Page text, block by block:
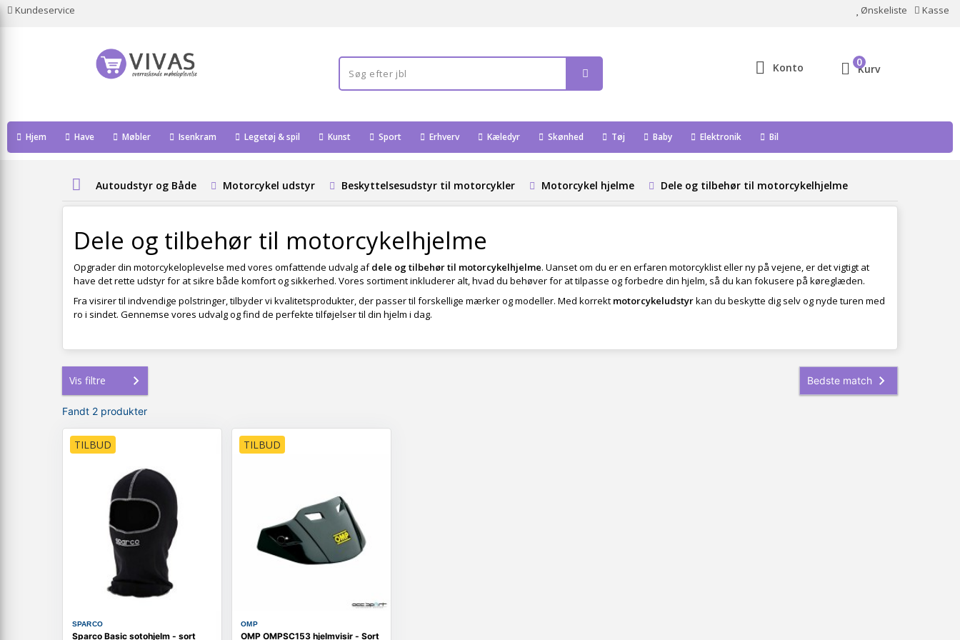
Kundeservice Ønskeliste Kasse
Konto Kurv
0
Hjem Have Møbler Isenkram Legetøj & spil Kunst Sport Erhverv Kæledyr Skønhed Tøj Baby Elektronik Bil
Autoudstyr og Både Motorcykel udstyr Beskyttelsesudstyr til motorcykler Motorcykel hjelme Dele og tilbehør til motorcykelhjelme
Dele og tilbehør til motorcykelhjelme
Opgrader din motorcykeloplevelse med vores omfattende udvalg afdele og tilbehør til motorcykelhjelme. Uanset om du er en erfaren motorcyklist eller ny på vejene, er det vigtigt at
have det rette udstyr for at sikre både komfort og sikkerhed. Vores sortiment inkluderer alt, hvad du behøver for at tilpasse og forbedre din hjelm, så du kan fokusere på køreglæden.
Fra visirer til indvendige polstringer, tilbyder vi kvalitetsprodukter, der passer til forskellige mærker og modeller. Med korrekt motorcykeludstyrkan du beskytte dig selv og nyde turen med
ro i sindet. Gennemse vores udvalg og find de perfekte tilføjelser til din hjelm i dag.
Vis filtre
Fandt 2 produkter
TILBUD
SPARCO
Sparco Basic sotohjelm - sort
TILBUD
OMP
OMP OMPSC153 hjelmvisir - Sort